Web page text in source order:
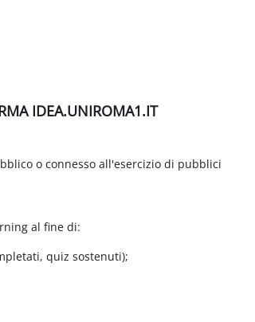
IDEA.UNIROMA1.IT
o connesso all'esercizio di pubblici
al fine di:
quiz sostenuti);